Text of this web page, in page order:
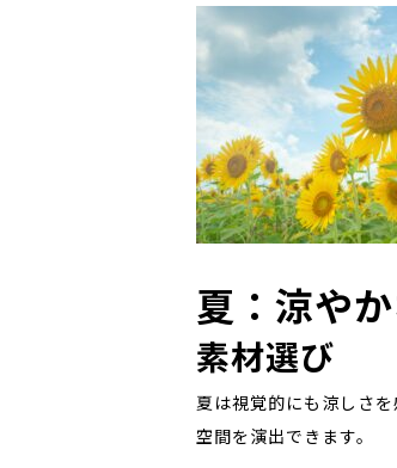
夏：涼や
素材選び
夏は視覚的にも涼しさ
空間を演出できます。